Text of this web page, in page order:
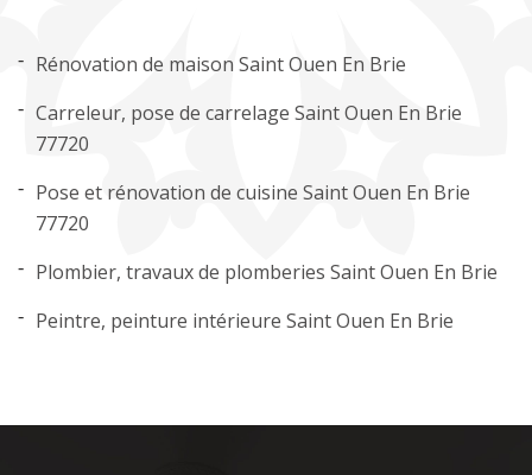
Rénovation de maison Saint Ouen En Brie
Carreleur, pose de carrelage Saint Ouen En Brie
77720
Pose et rénovation de cuisine Saint Ouen En Brie
77720
Plombier, travaux de plomberies Saint Ouen En Brie
Peintre, peinture intérieure Saint Ouen En Brie